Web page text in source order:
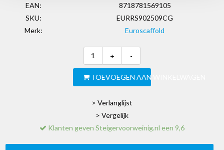
EAN:
8718781569105
SKU:
EURRS902509CG
Merk:
Euroscaffold
+ -
TOEVOEGEN AAN WINKELWAGEN
> Verlanglijst
> Vergelijk
Klanten geven Steigervoorweinig.nl een 9,6